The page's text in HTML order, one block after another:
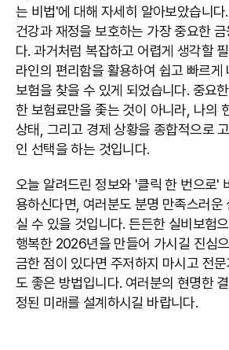
는 비법'에 대해 자세히 알아보았습니
건강과 재정을 보호하는 가장 중요한
다. 과거처럼 복잡하고 어렵게 생각할
라인의 편리함을 활용하여 쉽고 빠르게
보험을 찾을 수 있게 되었습니다. 중요
한 보험료만을 좇는 것이 아니라, 나의
상태, 그리고 경제 상황을 종합적으로
인 선택을 하는 것입니다.
오늘 알려드린 정보와 '클릭 한 번으로'
용하신다면, 여러분도 분명 만족스러운
실 수 있을 것입니다. 든든한 실비보험
행복한 2026년을 만들어 가시길 진심
금한 점이 있다면 주저하지 마시고 전
도 좋은 방법입니다. 여러분의 현명한
정된 미래를 설계하시길 바랍니다.